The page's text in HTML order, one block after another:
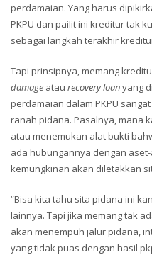
perdamaian. Yang harus
PKPU dan pailit ini kreditur tak
sebagai langkah terakhir
Tapi prinsipnya, memang
damage atau recovery loanyang
perdamaian dalam PKPU
ranah pidana. Pasalnya, mana
atau menemukan alat bukti
ada hubungannya dengan
kemungkinan akan diletakkan
“Bisa kita tahu sita pidana ini
lainnya. Tapi jika memang tak
akan menempuh jalur pidana,
yang tidak puas dengan hasil